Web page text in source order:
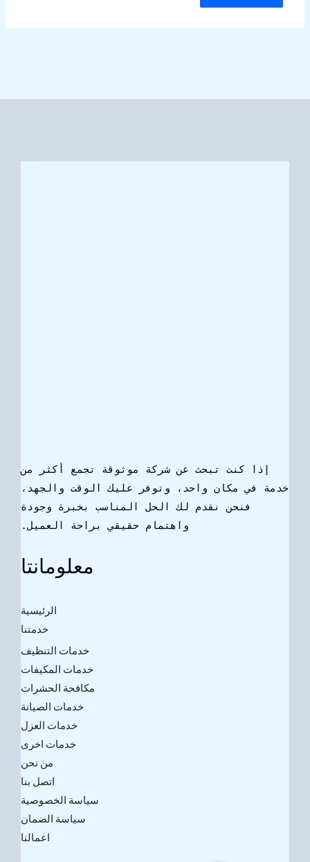
إذا كنت تبحث عن شركة موثوقة تجمع أكثر من
خدمة في مكان واحد، وتوفر عليك الوقت والجهد،
فنحن نقدم لك الحل المناسب بخبرة وجودة
واهتمام حقيقي براحة العميل.
معلومانتا
الرئيسية
خدمتنا
خدمات التنظيف
خدمات المكيفات
مكافحة الحشرات
خدمات الصيانة
خدمات العزل
خدمات اخرى
من نحن
اتصل بنا
سياسة الخصوصية
سياسة الضمان
اعمالنا